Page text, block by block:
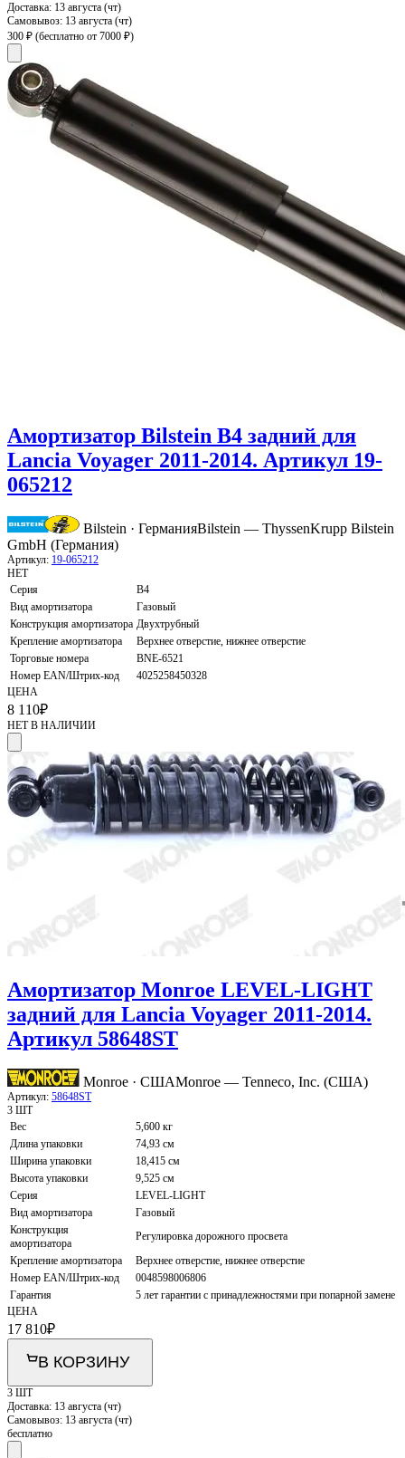
Доставка: 13 августа (чт)
Самовывоз: 13 августа (чт)
300 ₽ (бесплатно от 7000 ₽)
Амортизатор Bilstein B4 задний для
Lancia Voyager 2011-2014. Артикул 19-
065212
Bilstein · ГерманияBilstein — ThyssenKrupp Bilstein
GmbH (Германия)
Артикул: 19-065212
НЕТ
Серия
B4
Вид амортизатора
Газовый
Конструкция амортизатора Двухтрубный
Крепление амортизатора
Верхнее отверстие, нижнее отверстие
Торговые номера
BNE-6521
Номер EAN/Штрих-код
4025258450328
ЦЕНА
8 110₽
НЕТ В НАЛИЧИИ
Амортизатор Monroe LEVEL-LIGHT
задний для Lancia Voyager 2011-2014.
Артикул 58648ST
Monroe · СШАMonroe — Tenneco, Inc. (США)
Артикул: 58648ST
3 ШТ
Вес
5,600 кг
Длина упаковки
74,93 см
Ширина упаковки
18,415 см
Высота упаковки
9,525 см
Серия
LEVEL-LIGHT
Вид амортизатора
Газовый
Конструкция
амортизатора
Регулировка дорожного просвета
Крепление амортизатора
Верхнее отверстие, нижнее отверстие
Номер EAN/Штрих-код
0048598006806
Гарантия
5 лет гарантии с принадлежностями при попарной замене
ЦЕНА
17 810₽
В КОРЗИНУ
3 ШТ
Доставка: 13 августа (чт)
Самовывоз: 13 августа (чт)
бесплатно